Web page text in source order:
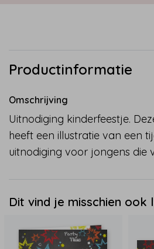
Productinformatie
Omschrijving
Uitnodiging kinderfeestje.
heeft een illustratie van een
uitnodiging voor jongens die
Dit vind je misschien ook